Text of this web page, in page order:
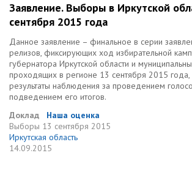
Заявление. Выборы в Иркутской
сентября 2015 года
Данное заявление – финальное в серии
релизов, фиксирующих ход избирательной
губернатора Иркутской области и
проходящих в регионе 13 сентября 2015 года,
результаты наблюдения за проведением
подведением его итогов.
Доклад
Наша оценка
Выборы 13 сентября 2015
Иркутская область
14.09.2015